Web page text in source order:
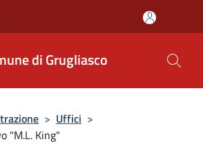
di Grugliasco
> Uffici >
"M.L. King"